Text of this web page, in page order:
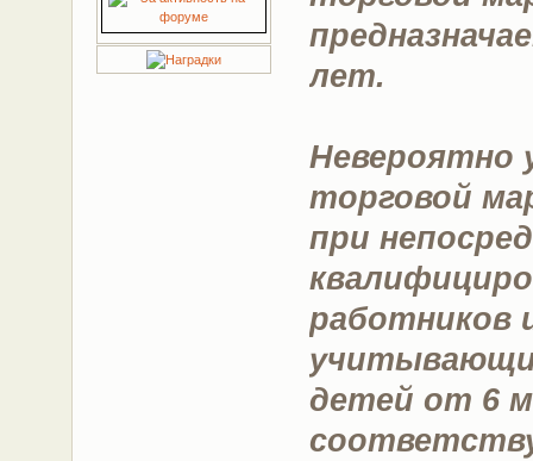
лет.
Невероятно
торговой
при
работников
детей от 6